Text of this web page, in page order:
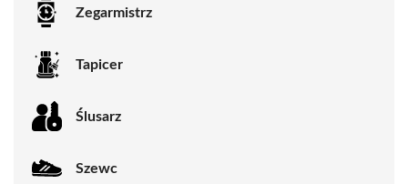
Zegarmistrz
Tapicer
Ślusarz
Szewc